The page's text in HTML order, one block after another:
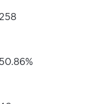
50.86%